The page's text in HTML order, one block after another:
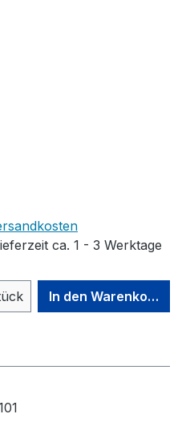
ca. 1 - 3 Werktage
denIn den Warenkorb